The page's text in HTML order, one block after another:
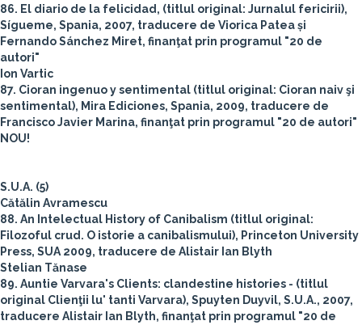
86. El diario de la felicidad, (titlul original: Jurnalul fericirii),
Sígueme, Spania, 2007, traducere de Viorica Patea și
Fernando Sánchez Miret, finanţat prin programul "20 de
autori"
Ion Vartic
87. Cioran ingenuo y sentimental (titlul original: Cioran naiv şi
sentimental), Mira Ediciones, Spania, 2009, traducere de
Francisco Javier Marina, finanţat prin programul "20 de autori"
NOU!
S.U.A. (5)
Cătălin Avramescu
88. An Intelectual History of Canibalism (titlul original:
Filozoful crud. O istorie a canibalismului), Princeton University
Press, SUA 2009, traducere de Alistair Ian Blyth
Stelian Tănase
89. Auntie Varvara's Clients: clandestine histories - (titlul
original Clienţii lu' tanti Varvara), Spuyten Duyvil, S.U.A., 2007,
traducere Alistair Ian Blyth, finanţat prin programul "20 de